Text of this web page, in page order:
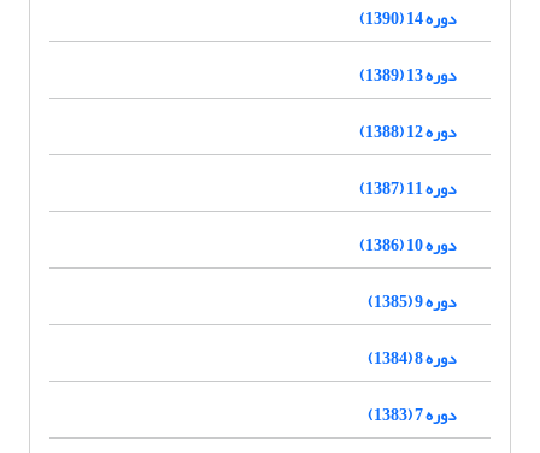
دوره 14 (1390)
دوره 13 (1389)
دوره 12 (1388)
دوره 11 (1387)
دوره 10 (1386)
دوره 9 (1385)
دوره 8 (1384)
دوره 7 (1383)